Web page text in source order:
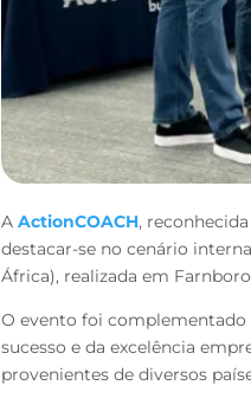
A ActionCOACH,
destacar-se no cenário
África), realizada em
O evento foi complementado
sucesso e da excelência
provenientes de diversos